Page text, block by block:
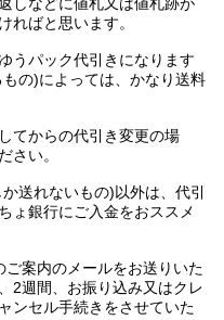
しなどに値札又は値札跡が
ればと思います。
うパック代引きになります
の)によっては、かなり送料
てからの代引き変更の場
さい。
送れないもの)以外は、代引
ょ銀行にご入金をおススメ
案内のメールをお送りいた
2週間、お振り込み又はクレ
ンセル手続きをさせていた